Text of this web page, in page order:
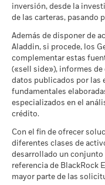
Índice de
comparación 1
(%) USD
La rentabilidad se
Las eventuales
excluidas del cálculo.
Las cifras mostradas
pasadas.La
la rentabilidad futura.
formas muy diferentes
cómo se ha gestionado
La rentabilidad se
mantenido en el Fondo
obligaciones de pago
Riesgo de
el número de
permitir que el Fondo
facilidad.
Frecuencia de
SEDOL
Escenarios
Tensión
Lo
Desfavorable
Lo
Favorable
Lo
El escenario de tensión
a 30 jun 2026
MSCI - Armas Nucleares
MSCI - Armas de Fuego
Uso Civil
a 30 jun 2026
MSCI - Tabaco
a 30 jun 2026
MSCI - Empresas que
cumplen lo establecido
Pacto Mundial de las
Naciones Unidas
a 30 jun 2026
Ver todos los
inversión, desde la
de las carteras, pasando
Además de disponer de
Aladdin, si procede, los
complementar estas
(«sell side»), informes
datos publicados por las
fundamentales
especializados en el
crédito.
Con el fin de ofrecer
diferentes clases de
desarrollado un
referencia de BlackRock
mayor parte de las